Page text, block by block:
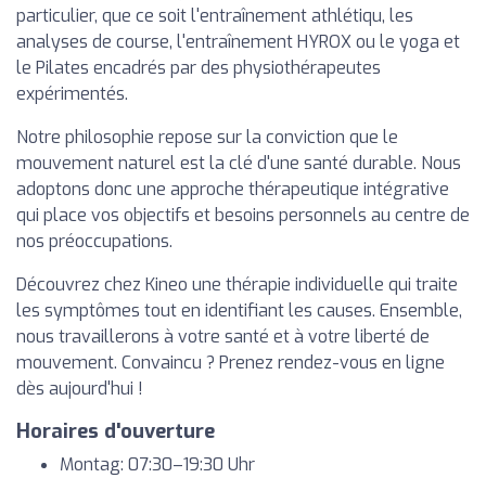
particulier, que ce soit l'entraînement athlétiqu, les
analyses de course, l'entraînement HYROX ou le yoga et
le Pilates encadrés par des physiothérapeutes
expérimentés.
Notre philosophie repose sur la conviction que le
mouvement naturel est la clé d'une santé durable. Nous
adoptons donc une approche thérapeutique intégrative
qui place vos objectifs et besoins personnels au centre de
nos préoccupations.
Découvrez chez Kineo une thérapie individuelle qui traite
les symptômes tout en identifiant les causes. Ensemble,
nous travaillerons à votre santé et à votre liberté de
mouvement. Convaincu ? Prenez rendez-vous en ligne
dès aujourd'hui !
Horaires d'ouverture
Montag: 07:30–19:30 Uhr